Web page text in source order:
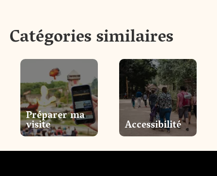
Catégories similaires
Préparer ma
visite Accessibilité